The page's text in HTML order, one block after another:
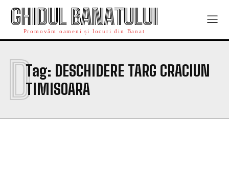
GHIDUL BANATULUI
Promovăm oameni și locuri din Banat
Tag: DESCHIDERE TARG CRACIUN
TIMISOARA
D